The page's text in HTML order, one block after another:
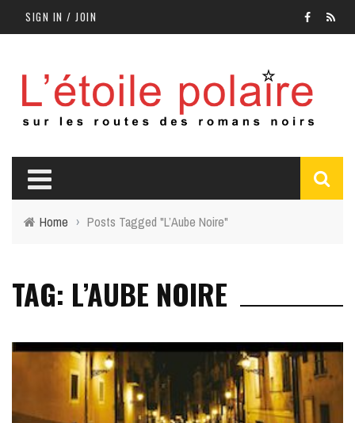
SIGN IN / JOIN
Home › Posts Tagged "L’Aube Noire"
TAG: L’AUBE NOIRE